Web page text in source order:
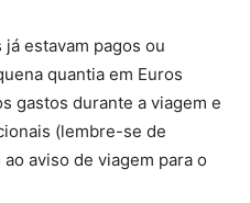
estavam pagos ou
quantia em Euros
gastos durante a viagem e
(lembre-se de
aviso de viagem para o